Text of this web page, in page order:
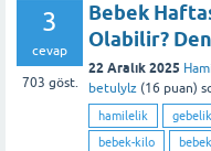
3
cevap
703 göst.
Bebek
Olabilir?
22 Aralık 2025
betulylz (16 puan)
hamilelik gebelik
bebek-kilo